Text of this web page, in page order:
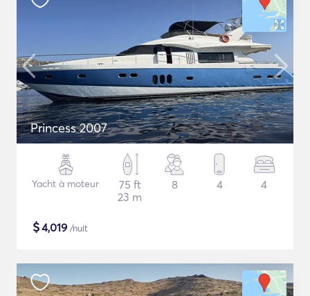
Princess 2007
Yacht à moteur
75 ft
23 m
8 4 4
$4,019 /nuit